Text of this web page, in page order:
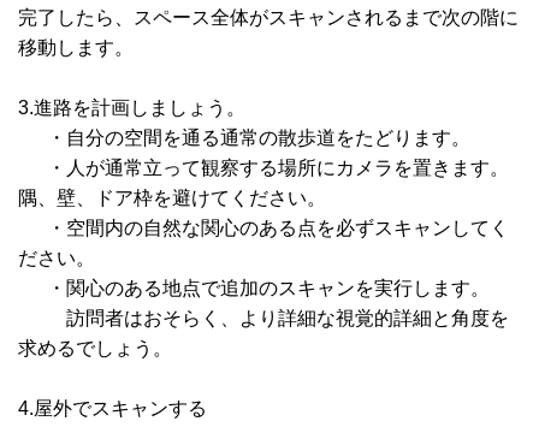
完了したら、スペース全体がスキャンされるまで次の階に
移動します。
3.進路を計画しましょう。
・自分の空間を通る通常の散歩道をたどります。
・人が通常立って観察する場所にカメラを置きます。
隅、壁、ドア枠を避けてください。
・空間内の自然な関心のある点を必ずスキャンしてく
ださい。
・関心のある地点で追加のスキャンを実行します。
訪問者はおそらく、より詳細な視覚的詳細と角度を
求めるでしょう。
4.屋外でスキャンする